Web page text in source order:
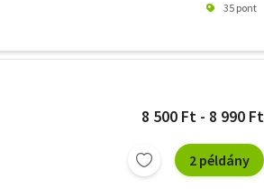
35 pont
8 500 Ft - 8 990 Ft
2 példány